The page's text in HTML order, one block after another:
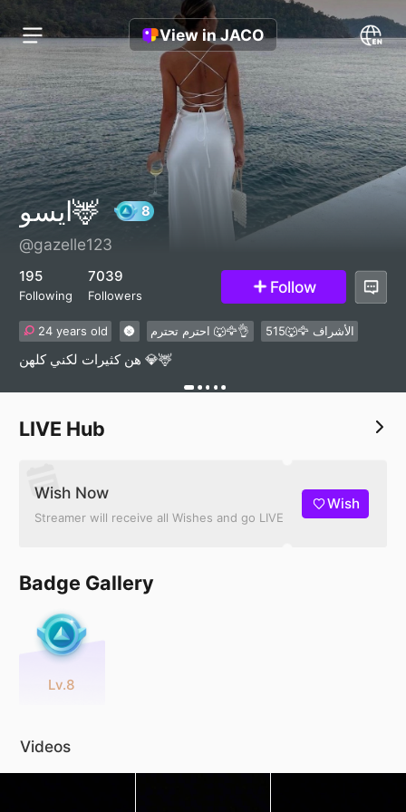
View in JACO
ايسو🦌
@gazelle123
195
Following
7039
Followers Follow
24 years old 🌚 احترم تحترم 🐺🦅👌 515🐺🦅 الأشراف
هن كثيرات لكني كلهن 💎🦌
LIVE Hub
Wish Now
Streamer will receive all Wishes and go LIVE
Wish
Badge Gallery
Lv.8
Videos